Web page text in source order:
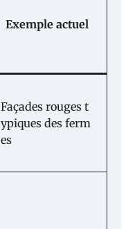
Exemple actuel
Façades rouges t
ypiques des ferm
es